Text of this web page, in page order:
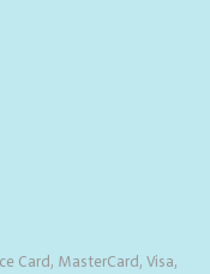
Card, MasterCard, Visa,